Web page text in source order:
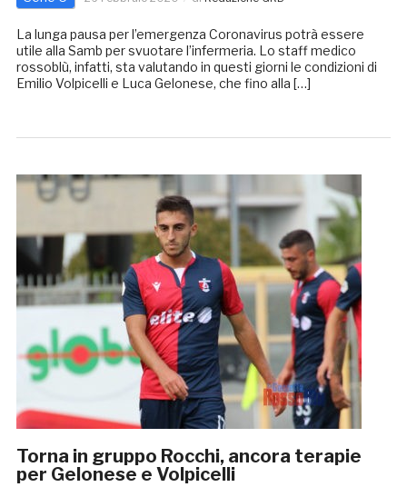
La lunga pausa per l’emergenza Coronavirus potrà essere
utile alla Samb per svuotare l’infermeria. Lo staff medico
rossoblù, infatti, sta valutando in questi giorni le condizioni di
Emilio Volpicelli e Luca Gelonese, che fino alla […]
Torna in gruppo Rocchi, ancora terapie
per Gelonese e Volpicelli